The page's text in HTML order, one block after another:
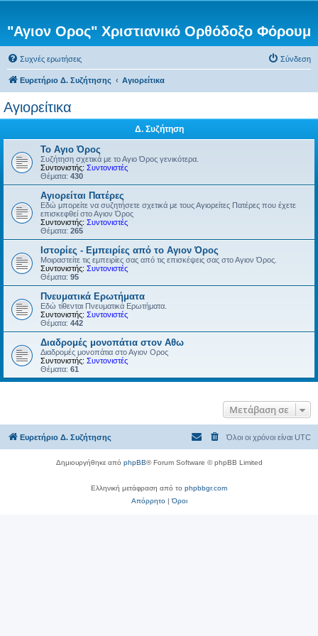
"Αγιον Ορος" Χριστιανικό Ορθόδοξο Φόρουμ
Συχνές ερωτήσεις Σύνδεση
Ευρετήριο Δ. Συζήτησης Αγιορείτικα
Αγιορείτικα
Δ. Συζήτηση
Το Αγιο Όρος
Συζήτηση σχετικά με το Αγιο Όρος γενικότερα.
Συντονιστής: Συντονιστές
Θέματα: 430
Αγιορείται Πατέρες
Εδώ μπορείτε να συζητήσετε σχετικά με τους Αγιορείτες Πατέρες που έχετε
επισκεφθεί στο Αγιον Όρος
Συντονιστής: Συντονιστές
Θέματα: 265
Ιστορίες - Εμπειρίες από το Αγιον Όρος
Μοιραστείτε τις εμπειρίες σας από τις επισκέψεις σας στο Αγιον Όρος.
Συντονιστής: Συντονιστές
Θέματα: 95
Πνευματικά Ερωτήματα
Εδώ τίθενται Πνευματικά Ερωτήματα.
Συντονιστής: Συντονιστές
Θέματα: 442
Διαδρομές μονοπάτια στον Αθω
Διαδρομές μονοπάτια στο Αγιον Ορος
Συντονιστής: Συντονιστές
Θέματα: 61
Μετάβαση σε
Ευρετήριο Δ. Συζήτησης Όλοι οι χρόνοι είναι UTC
Δημιουργήθηκε από phpBB® Forum Software © phpBB Limited
Ελληνική μετάφραση από το phpbbgr.com
Απόρρητο|Όροι